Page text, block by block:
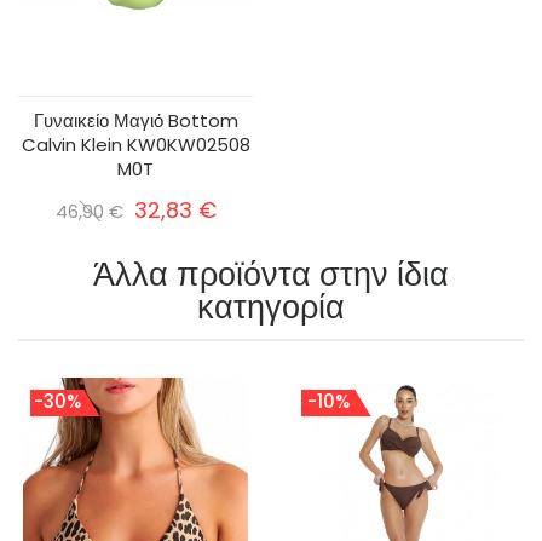
Γυναικείο Μαγιό Bottom
Calvin Klein KW0KW02508
M0T
46,90 € 32,83 €
Άλλα προϊόντα στην ίδια
κατηγορία
-30% -10%